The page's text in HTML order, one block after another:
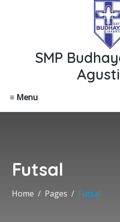
SMP
≡ Menu
Futsal
Home Pages Futsal